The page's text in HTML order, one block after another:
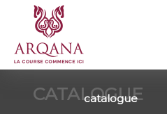
CATALOGUE
catalogue